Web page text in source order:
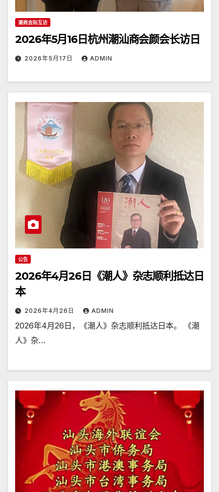
潮商会际互访
2026年5月16日杭州潮汕商会颜会长访日
2026年5月17日 ADMIN
公告
2026年4月26日《潮人》杂志顺利抵达日
本
2026年4月26日 ADMIN
2026年4月26日，《潮人》杂志顺利抵达日本。 《潮
人》杂…